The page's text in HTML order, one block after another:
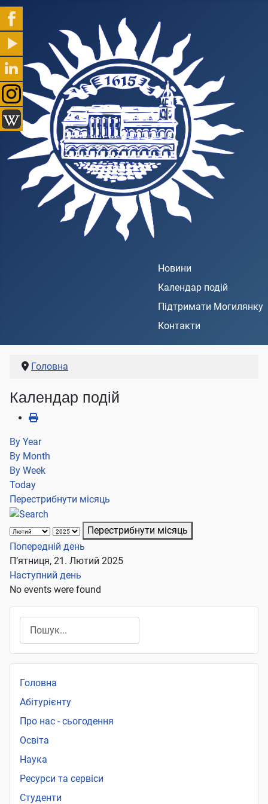
Новини
Календар подій
Підтримати Могилянку
Контакти
Головна
Календар подій
By Year
By Month
By Week
Today
Перестрибнути місяць
Перестрибнути місяць
Попередній день
П’ятниця, 21. Лютий 2025
Наступний день
No events were found
Головна
Абітурієнту
Про нас - сьогодення
Освіта
Наука
Ресурси та сервіси
Студенти